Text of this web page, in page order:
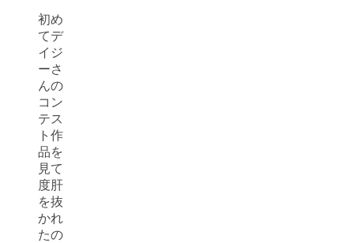
初め
てデ
イジ
ーさ
んの
コン
テス
ト作
品を
見て
度肝
を抜
かれ
たの